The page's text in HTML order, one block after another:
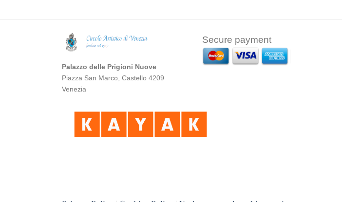
Palazzo delle Prigioni Nuove
Piazza San Marco, Castello 4209
Venezia
Secure payment